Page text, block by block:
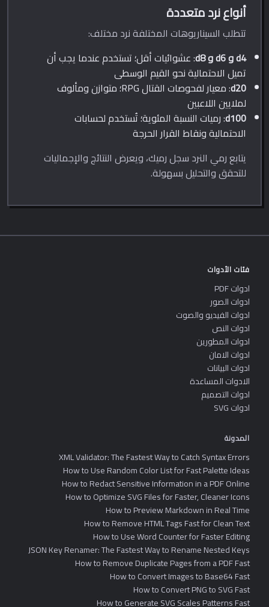
أنواع نرد متعددة
تتطلب السيناريوهات المختلفة نرد مختلف:
d4 و d6 و d8
: عشوائيات أقل؛ تستخدم عندما يجب أن
تميل الاحتمالية نحو القيم الوسطى
d20
: معيار لفحوصات القتال RPG؛ متوازن ومألوف
لملايين اللاعبين
d100: رميات النسبة المئوية؛ تُستخدم لحسابات
الاحتمالية ونقاط القرار الحرجة
يتابع رمي النرد سجل رميك، ويعرض النتائج والإجماليات
للتحقق والتحليل بسهولة.
فئات الأدوات
ادوات PDF
ادوات الصور
ادوات الفيديو والصوت
ادوات النص
ادوات المطورين
ادوات الامان
ادوات البيانات
الادوات المساعدة
ادوات التصميم
ادوات SVG
المدونة
XML Validator: The Fastest Way to Catch Syntax Errors
How to Use Random Color List for Fast Palette Ideas
How to Redact Sensitive Information in a PDF Online
How to Optimize SVG Files for Faster, Cleaner Icons
How to Preview Markdown in Real Time
How to Remove HTML Tags Fast for Clean Text
How to Use Word Counter for Faster Editing
JSON Key Renamer: The Fastest Way to Rename Nested Keys
How to Remove Duplicate Pages from a PDF Fast
How to Convert Images to Base64 Fast
How to Convert PNG to SVG Fast
How to Generate SVG Scales Patterns Fast